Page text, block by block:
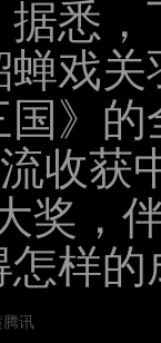
悉
戏
》
收获
奖，
怎样
腾讯